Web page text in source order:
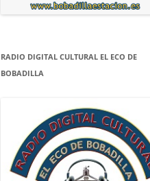
RADIO DIGITAL CULTURAL EL ECO DE
BOBADILLA